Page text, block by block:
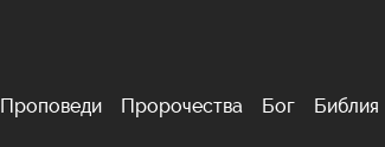
Проповеди Пророчества Бог Библия